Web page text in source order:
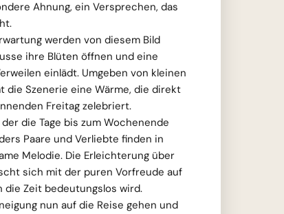
Ahnung, ein Versprechen, das
werden von diesem Bild
ihre Blüten öffnen und eine
einlädt. Umgeben von kleinen
die Szenerie eine Wärme, die direkt
Freitag zelebriert.
die Tage bis zum Wochenende
Paare und Verliebte finden in
Melodie. Die Erleichterung über
sich mit der puren Vorfreude auf
die Zeit bedeutungslos wird.
nun auf die Reise gehen und